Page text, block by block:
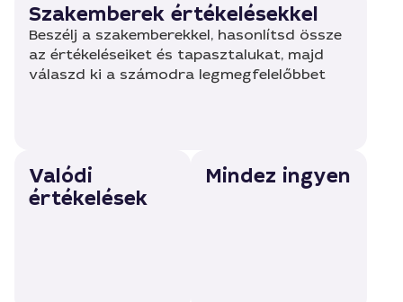
Szakemberek értékelésekkel
Beszélj a szakemberekkel, hasonlítsd össze
az értékeléseiket és tapasztalukat, majd
válaszd ki a számodra legmegfelelőbbet
Valódi
értékelések
Mindez ingyen